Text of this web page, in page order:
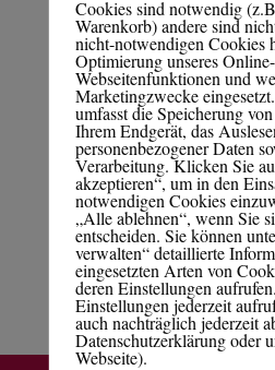
Cookies sind notwendig
Warenkorb) andere sind
nicht-notwendigen Cookies
Optimierung unseres
Webseitenfunktionen und
Marketingzwecke
umfasst die Speicherung
Ihrem Endgerät, das
personenbezogener Daten
Verarbeitung. Klicken Sie
akzeptieren“, um in den
notwendigen Cookies
„Alle ablehnen“, wenn Sie
entscheiden. Sie können
verwalten“ detaillierte
eingesetzten Arten von
deren Einstellungen
Einstellungen jederzeit
auch nachträglich jederzeit
Datenschutzerklärung oder
Webseite).